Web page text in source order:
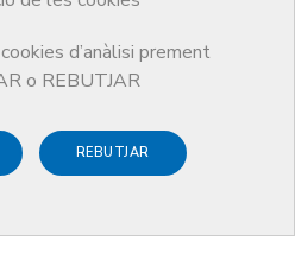
d’anàlisi prement
o REBUTJAR
REBUTJAR